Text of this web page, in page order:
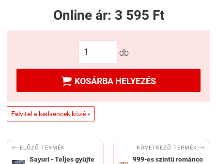
Online ár: 3 595 Ft
db
 KOSÁRBA HELYEZÉS
Felvitel a kedvencek közé »
 ELŐZŐ TERMÉK
Sayuri - Teljes gyűjte
KÖVETKEZŐ TERMÉK 
999-es szintű románco